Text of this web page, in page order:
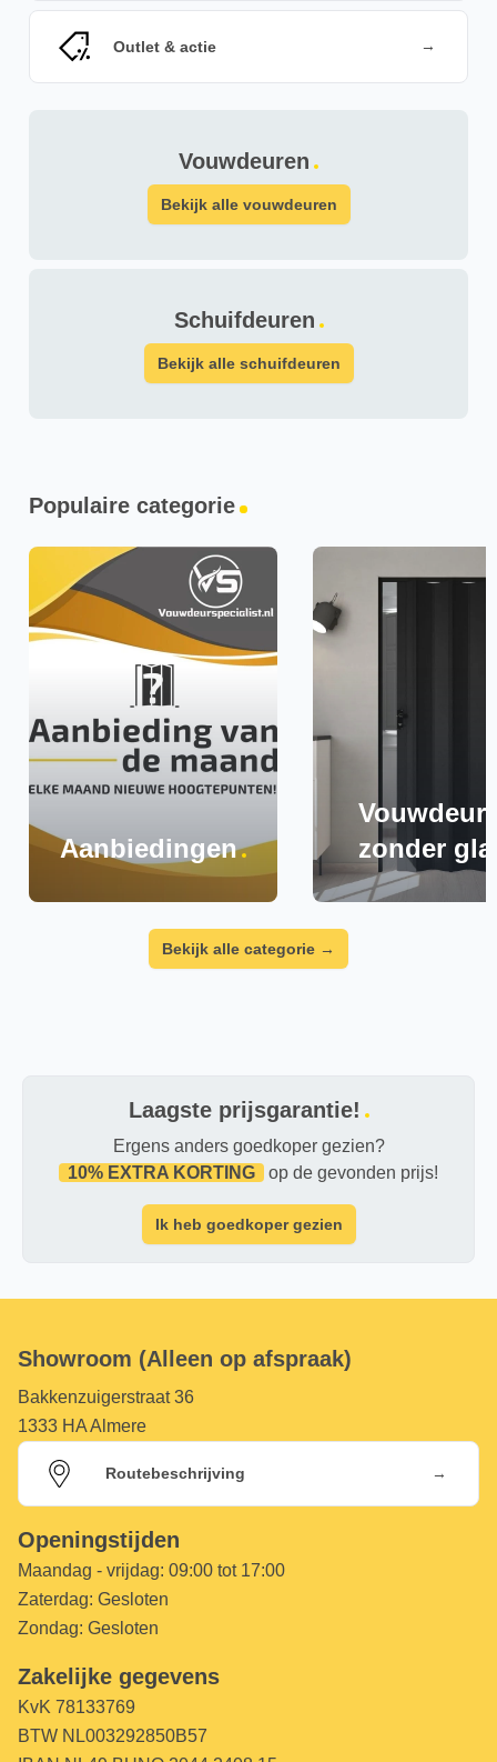
Outlet & actie →
Vouwdeuren
Bekijk alle vouwdeuren
Schuifdeuren
Bekijk alle schuifdeuren
Populaire categorie
Aanbiedingen
zonder
Bekijk alle categorie →
Laagste prijsgarantie!
Ergens anders goedkoper gezien?
10% EXTRA KORTING
op de gevonden prijs!
Ik heb goedkoper gezien
Showroom (Alleen op afspraak)
Bakkenzuigerstraat 36
1333 HA Almere
Routebeschrijving →
Openingstijden
Maandag - vrijdag: 09:00 tot 17:00
Zaterdag: Gesloten
Zondag: Gesloten
Zakelijke gegevens
KvK 78133769
BTW NL003292850B57